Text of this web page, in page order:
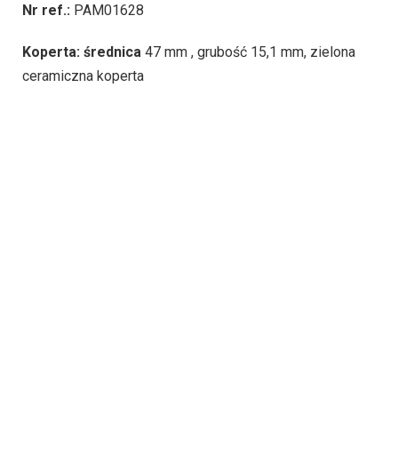
Nr ref.: PAM01628
Koperta: średnica 47 mm , grubość 15,1 mm, zielona
ceramiczna koperta